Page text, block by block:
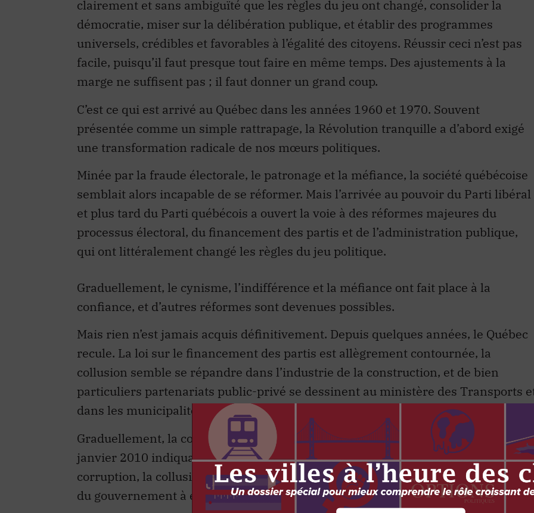
démocratie, miser sur la délibération publique, et établir des programmes
universels, crédibles et favorables à l’égalité des citoyens. Réussir ceci n’est pas
facile, puisqu’il faut presque tout faire en même temps. Des ajustements à la
marge ne suffisent pas ; il faut donner un grand coup.
C’est ce qui est arrivé au Québec dans les années 1960 et 1970. Souvent
présentée comme un simple rattrapage, la Révolution tranquille a d’abord exigé
une transformation radicale de nos mœurs politiques.
Minée par la fraude électorale, le patronage et la méfiance, la société québécoise
semblait alors incapable de se réformer. Mais l’arrivée au pouvoir du Parti libéral
et plus tard du Parti québécois a ouvert la voie à des réformes majeures du
processus électoral, du financement des partis et de l’administration publique,
qui ont littéralement changé les règles du jeu politique.
confiance, et d’autres réformes sont devenues possibles.
Mais rien n’est jamais acquis définitivement. Depuis quelques années, le Québec
recule. La loi sur le financement des partis est allègrement contournée, la
collusion semble se répandre dans l’industrie de la construction, et de bien
particuliers partenariats public-privé se dessinent au ministère des Transports
dans les municipalités.
Graduellement, la confiance s’effrite. Un sondage réalisé par Léger Marketing en
janvier 2010 indiquait que plus de 70 p. 100 des Québécois considèrent que la
corruption, la collusion et l’évasion fiscale affectent significativement la capacité
du gouvernement à équilibrer les finances publiques.
Mais constater le problème ne suffit pas. Les dernières élections montréalaises